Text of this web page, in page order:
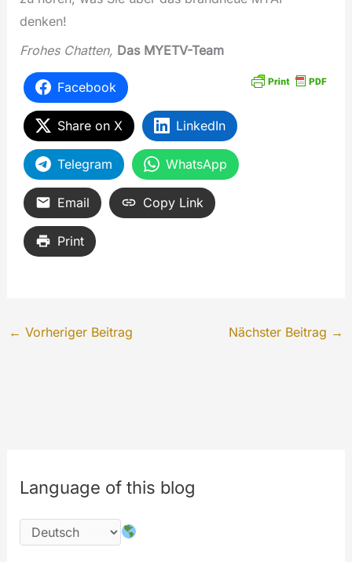
denken!
Frohes Chatten, Das MYETV-Team
Facebook
Share on X LinkedIn
Telegram WhatsApp
Email Copy Link
Print
← Vorheriger Beitrag Nächster Beitrag →
Language of this blog